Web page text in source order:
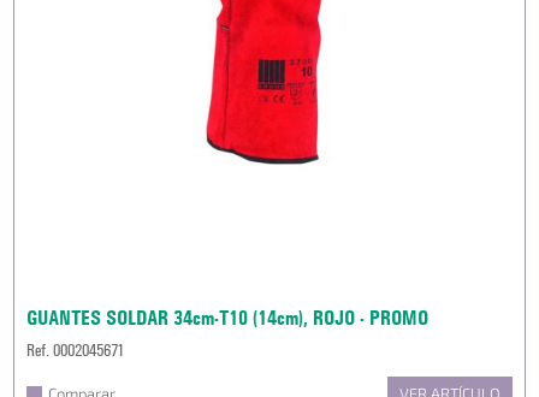
GUANTES SOLDAR 34cm-T10 (14cm), ROJO - PROMO
Ref. 0002045671